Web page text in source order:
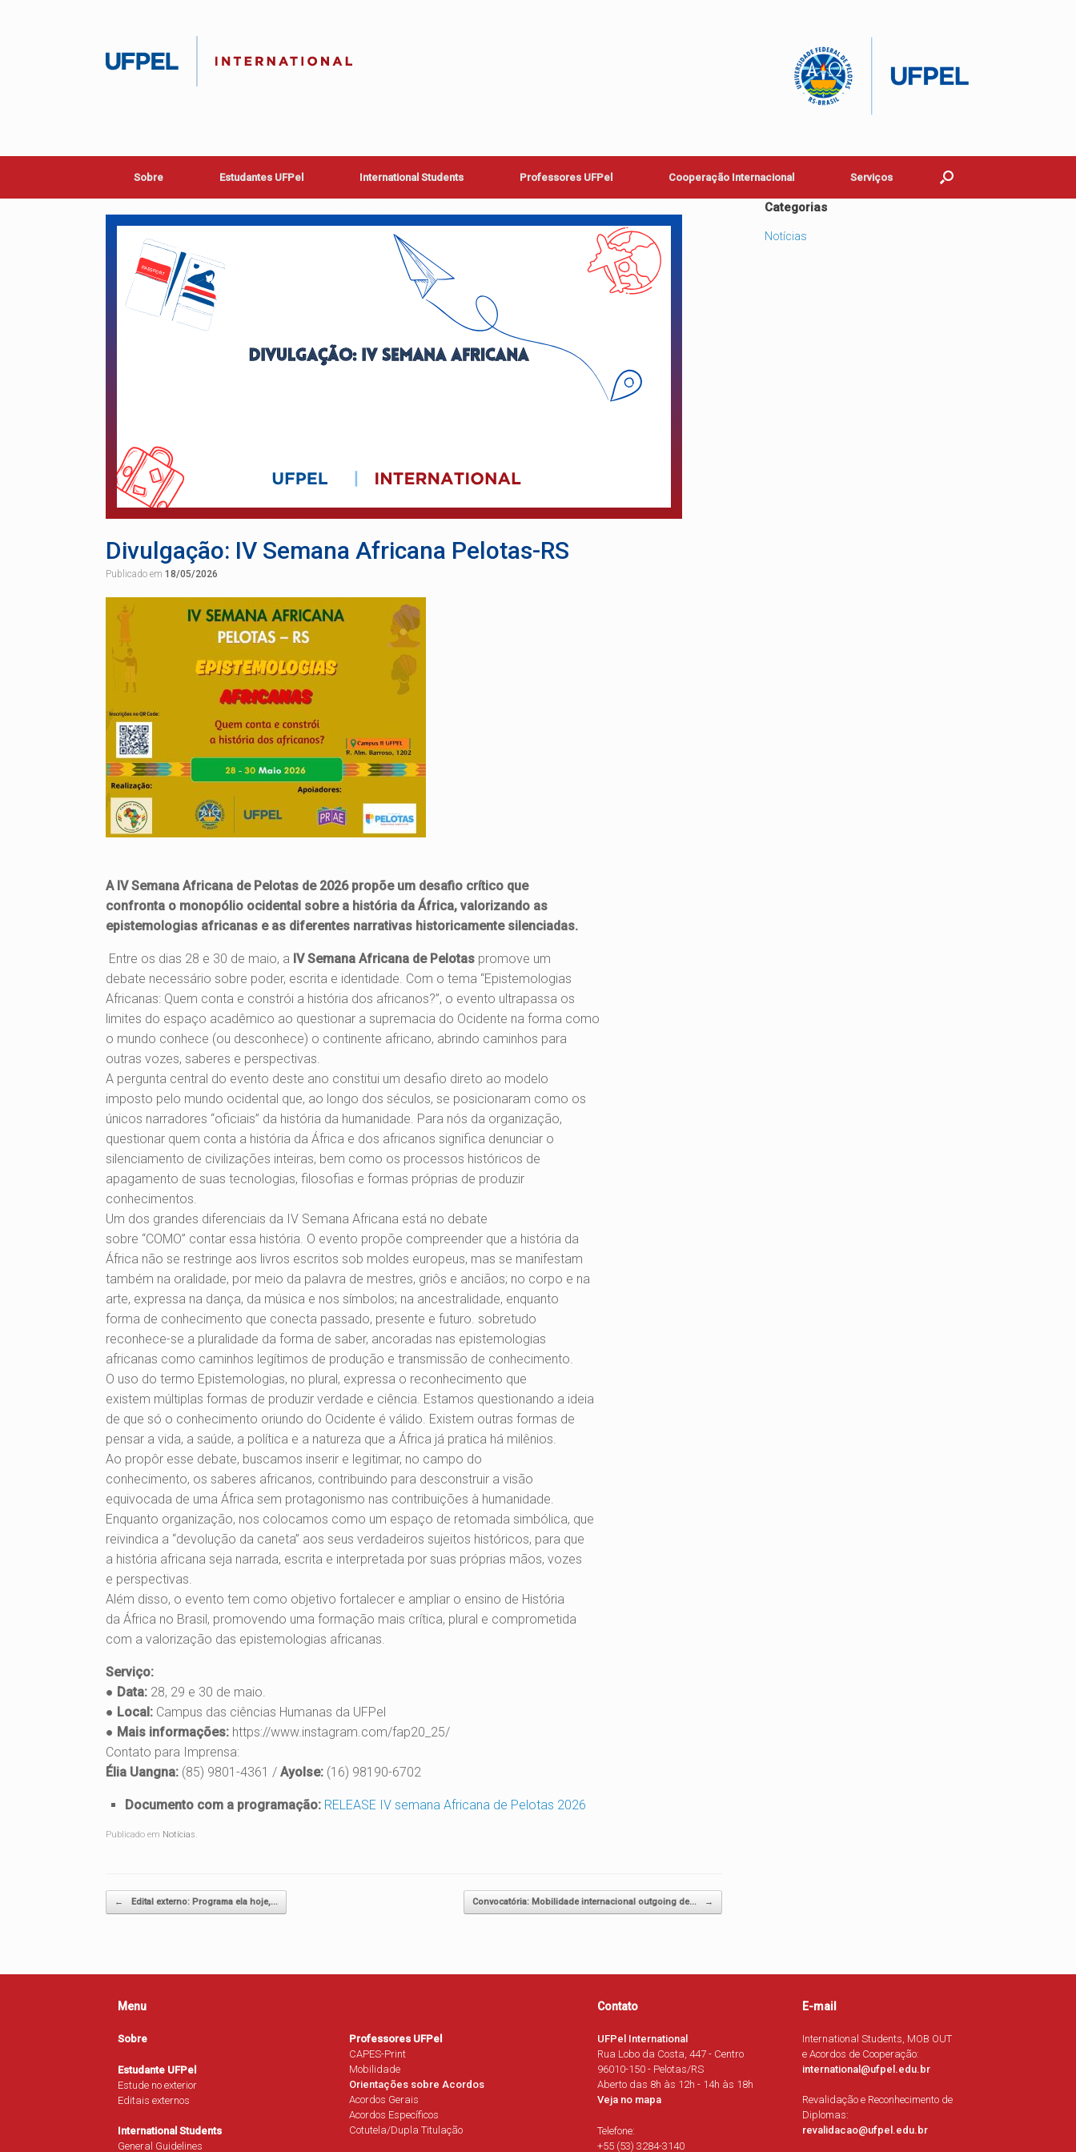
Sobre Estudantes UFPel International Students Professores UFPel Cooperação Internacional Serviços
Divulgação: IV Semana Africana Pelotas-RS
Publicado em 18/05/2026
A IV Semana Africana de Pelotas de 2026 propõe um desafio crítico que
confronta o monopólio ocidental sobre a história da África, valorizando as
epistemologias africanas e as diferentes narrativas historicamente silenciadas.
Entre os dias 28 e 30 de maio, a IV Semana Africana de Pelotas promove um
debate necessário sobre poder, escrita e identidade. Com o tema “Epistemologias
Africanas: Quem conta e constrói a história dos africanos?”, o evento ultrapassa os
limites do espaço acadêmico ao questionar a supremacia do Ocidente na forma como
o mundo conhece (ou desconhece) o continente africano, abrindo caminhos para
outras vozes, saberes e perspectivas.
A pergunta central do evento deste ano constitui um desafio direto ao modelo
imposto pelo mundo ocidental que, ao longo dos séculos, se posicionaram como os
únicos narradores “oficiais” da história da humanidade. Para nós da organização,
questionar quem conta a história da África e dos africanos significa denunciar o
silenciamento de civilizações inteiras, bem como os processos históricos de
apagamento de suas tecnologias, filosofias e formas próprias de produzir
conhecimentos.
Um dos grandes diferenciais da IV Semana Africana está no debate
sobre “COMO” contar essa história. O evento propõe compreender que a história da
África não se restringe aos livros escritos sob moldes europeus, mas se manifestam
também na oralidade, por meio da palavra de mestres, griôs e anciãos; no corpo e na
arte, expressa na dança, da música e nos símbolos; na ancestralidade, enquanto
forma de conhecimento que conecta passado, presente e futuro. sobretudo
reconhece-se a pluralidade da forma de saber, ancoradas nas epistemologias
africanas como caminhos legítimos de produção e transmissão de conhecimento.
O uso do termo Epistemologias, no plural, expressa o reconhecimento que
existem múltiplas formas de produzir verdade e ciência. Estamos questionando a ideia
de que só o conhecimento oriundo do Ocidente é válido. Existem outras formas de
pensar a vida, a saúde, a política e a natureza que a África já pratica há milênios.
Ao propôr esse debate, buscamos inserir e legitimar, no campo do
conhecimento, os saberes africanos, contribuindo para desconstruir a visão
equivocada de uma África sem protagonismo nas contribuições à humanidade.
Enquanto organização, nos colocamos como um espaço de retomada simbólica, que
reivindica a “devolução da caneta” aos seus verdadeiros sujeitos históricos, para que
a história africana seja narrada, escrita e interpretada por suas próprias mãos, vozes
e perspectivas.
Além disso, o evento tem como objetivo fortalecer e ampliar o ensino de História
da África no Brasil, promovendo uma formação mais crítica, plural e comprometida
com a valorização das epistemologias africanas.
Serviço:
● Data: 28, 29 e 30 de maio.
● Local: Campus das ciências Humanas da UFPel
● Mais informações: https://www.instagram.com/fap20_25/
Contato para Imprensa:
Élia Uangna: (85) 9801-4361 / Ayolse: (16) 98190-6702
Documento com a programação: RELEASE IV semana Africana de Pelotas 2026
Publicado em Notícias.
Navegação de posts
← Edital externo: Programa ela hoje,… Convocatória: Mobilidade internacional outgoing de… →
Categorias
Notícias
Menu
Sobre
Estudante UFPel
Estude no exterior
Editais externos
International Students
General Guidelines
Professores UFPel
CAPES-Print
Mobilidade
Orientações sobre Acordos
Acordos Gerais
Acordos Específicos
Cotutela/Dupla Titulação
Contato
UFPel International
Rua Lobo da Costa, 447 - Centro
96010-150 - Pelotas/RS
Aberto das 8h às 12h - 14h às 18h
Veja no mapa
Telefone:
+55 (53) 3284-3140
E-mail
International Students, MOB OUT
e Acordos de Cooperação:
international@ufpel.edu.br
Revalidação e Reconhecimento de
Diplomas:
revalidacao@ufpel.edu.br